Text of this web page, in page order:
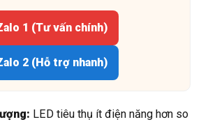
1 (Tư vấn chính)
2 (Hỗ trợ nhanh)
LED tiêu thụ ít điện năng hơn so